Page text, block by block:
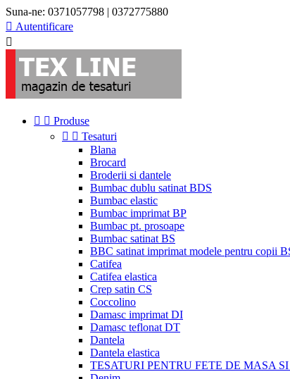
Suna-ne: 0371057798 | 0372775880
 Autentificare

  Produse
  Tesaturi
Blana
Brocard
Broderii si dantele
Bumbac dublu satinat BDS
Bumbac elastic
Bumbac imprimat BP
Bumbac pt. prosoape
Bumbac satinat BS
BBC satinat imprimat modele pentru copii
Catifea
Catifea elastica
Crep satin CS
Coccolino
Damasc imprimat DI
Damasc teflonat DT
Dantela
Dantela elastica
TESATURI PENTRU FETE DE MASA